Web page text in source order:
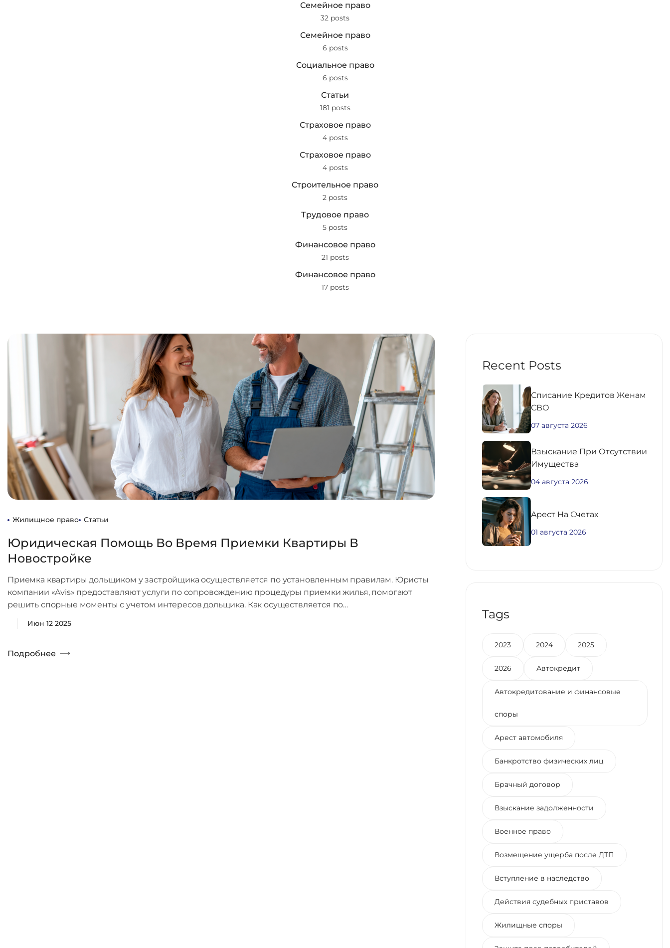
Семейное право
32 posts
Семейное право
6 posts
Социальное право
6 posts
Статьи
181 posts
Страховое право
4 posts
Страховое право
4 posts
Строительное право
2 posts
Трудовое право
5 posts
Финансовое право
21 posts
Финансовое право
17 posts
Жилищное право Статьи
Юридическая Помощь Во Время Приемки Квартиры В
Новостройке
Приемка квартиры дольщиком у застройщика осуществляется по установленным правилам. Юристы
компании «Avis» предоставляют услуги по сопровождению процедуры приемки жилья, помогают
решить спорные моменты с учетом интересов дольщика. Как осуществляется по…
Июн 12 2025
Подробнее
Recent Posts
Списание Кредитов Женам
СВО
07 августа 2026
Взыскание При Отсутствии
Имущества
04 августа 2026
Aрест На Счетах
01 августа 2026
Tags
2023 2024 2025
2026 Автокредит
Автокредитование и финансовые
споры
Арест автомобиля
Банкротство физических лиц
Брачный договор
Взыскание задолженности
Военное право
Возмещение ущерба после ДТП
Вступление в наследство
Действия судебных приставов
Жилищные споры